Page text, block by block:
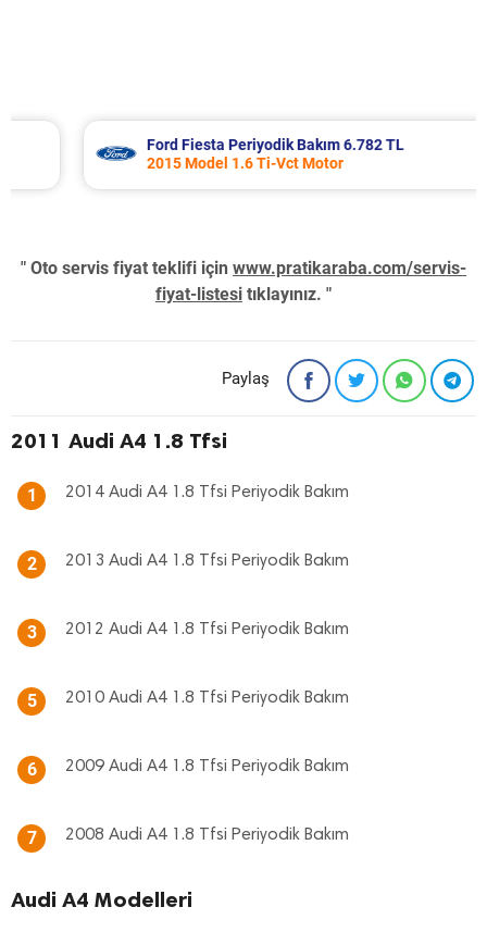
Ford Fiesta Periyodik Bakım 6.782 TL
2015 Model 1.6 Ti-Vct Motor
" Oto servis fiyat teklifi için www.pratikaraba.com/servis-
fiyat-listesi tıklayınız. "
Paylaş
2011 Audi A4 1.8 Tfsi
1 2014 Audi A4 1.8 Tfsi Periyodik Bakım
2 2013 Audi A4 1.8 Tfsi Periyodik Bakım
3 2012 Audi A4 1.8 Tfsi Periyodik Bakım
5 2010 Audi A4 1.8 Tfsi Periyodik Bakım
6 2009 Audi A4 1.8 Tfsi Periyodik Bakım
7 2008 Audi A4 1.8 Tfsi Periyodik Bakım
Audi A4 Modelleri